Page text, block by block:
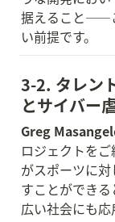
据えること——
い前提です。
3-2. タレン
とサイバー
Greg
ロジェクトを
がスポーツに
すことができ
広い社会にも応